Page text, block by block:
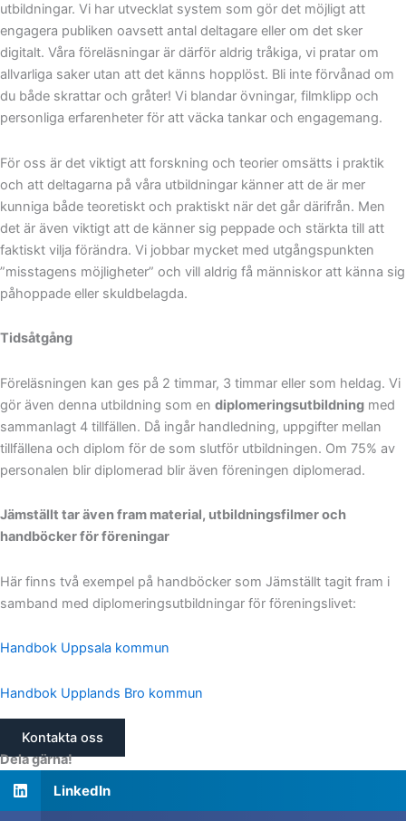
utbildningar. Vi har utvecklat system som gör det möjligt att
engagera publiken oavsett antal deltagare eller om det sker
digitalt. Våra föreläsningar är därför aldrig tråkiga, vi pratar om
allvarliga saker utan att det känns hopplöst. Bli inte förvånad om
du både skrattar och gråter! Vi blandar övningar, filmklipp och
personliga erfarenheter för att väcka tankar och engagemang.
För oss är det viktigt att forskning och teorier omsätts i praktik
och att deltagarna på våra utbildningar känner att de är mer
kunniga både teoretiskt och praktiskt när det går därifrån. Men
det är även viktigt att de känner sig peppade och stärkta till att
faktiskt vilja förändra. Vi jobbar mycket med utgångspunkten
”misstagens möjligheter” och vill aldrig få människor att känna sig
påhoppade eller skuldbelagda.
Tidsåtgång
Föreläsningen kan ges på 2 timmar, 3 timmar eller som heldag. Vi
gör även denna utbildning som en diplomeringsutbildning med
sammanlagt 4 tillfällen. Då ingår handledning, uppgifter mellan
tillfällena och diplom för de som slutför utbildningen. Om 75% av
personalen blir diplomerad blir även föreningen diplomerad.
Jämställt tar även fram material, utbildningsfilmer och
handböcker för föreningar
Här finns två exempel på handböcker som Jämställt tagit fram i
samband med diplomeringsutbildningar för föreningslivet:
Handbok Uppsala kommun
Handbok Upplands Bro kommun
Kontakta oss
Dela gärna!
LinkedIn